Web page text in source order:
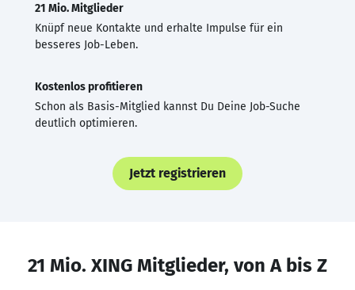
21 Mio. Mitglieder
Knüpf neue Kontakte und erhalte Impulse für ein
besseres Job-Leben.
Kostenlos profitieren
Schon als Basis-Mitglied kannst Du Deine Job-Suche
deutlich optimieren.
Jetzt registrieren
21 Mio. XING Mitglieder, von A bis Z